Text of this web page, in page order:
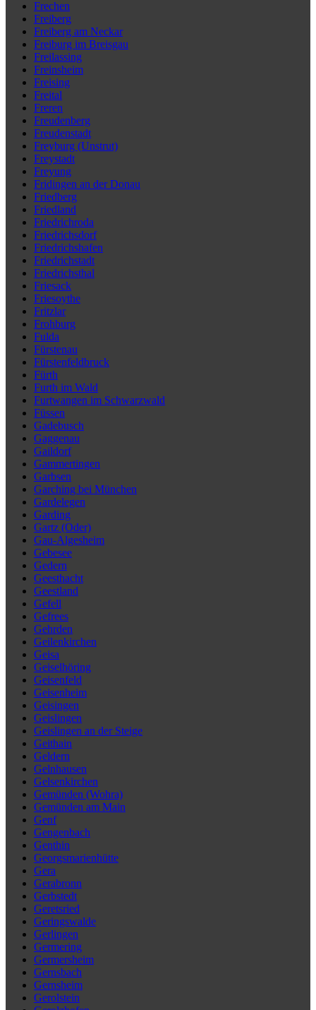
Frechen
Freiberg
Freiberg am Neckar
Freiburg im Breisgau
Freilassing
Freinsheim
Freising
Freital
Freren
Freudenberg
Freudenstadt
Freyburg (Unstrut)
Freystadt
Freyung
Fridingen an der Donau
Friedberg
Friedland
Friedrichroda
Friedrichsdorf
Friedrichshafen
Friedrichstadt
Friedrichsthal
Friesack
Friesoythe
Fritzlar
Frohburg
Fulda
Fürstenau
Fürstenfeldbruck
Fürth
Furth im Wald
Furtwangen im Schwarzwald
Füssen
Gadebusch
Gaggenau
Gaildorf
Gammertingen
Garbsen
Garching bei München
Gardelegen
Garding
Gartz (Oder)
Gau-Algesheim
Gebesee
Gedern
Geesthacht
Geestland
Gefell
Gefrees
Gehrden
Geilenkirchen
Geisa
Geiselhöring
Geisenfeld
Geisenheim
Geisingen
Geislingen
Geislingen an der Steige
Geithain
Geldern
Gelnhausen
Gelsenkirchen
Gemünden (Wohra)
Gemünden am Main
Genf
Gengenbach
Genthin
Georgsmarienhütte
Gera
Gerabronn
Gerbstedt
Geretsried
Geringswalde
Gerlingen
Germering
Germersheim
Gernsbach
Gernsheim
Gerolstein